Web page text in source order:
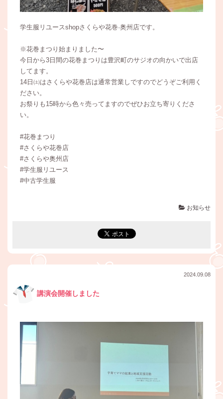
学生服リユースshopさくらや花巻·奥州店です。
※花巻まつり始まりました〜
今日から3日間の花巻まつりは豊沢町のサジオの向かいで出店
してます。
14日㈯はさくらや花巻店は通常営業しですのでどうぞご利用く
ださい。
お祭りも15時から色々売ってますのでぜひお立ち寄りくださ
い。
#花巻まつり
#さくらや花巻店
#さくらや奥州店
#学生服リユース
#中古学生服
お知らせ
2024.09.08
講演会開催しました